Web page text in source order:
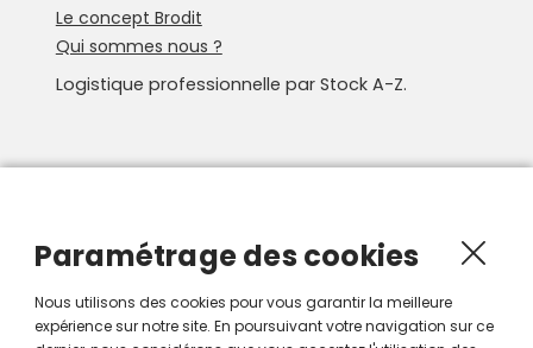
Le concept Brodit
Qui sommes nous ?
Logistique professionnelle par Stock A-Z.
Recevoir les nouveautés Smartroute par e-mail.
Paramétrage des cookies
Nous utilisons des cookies pour vous garantir la meilleure
expérience sur notre site. En poursuivant votre navigation sur ce